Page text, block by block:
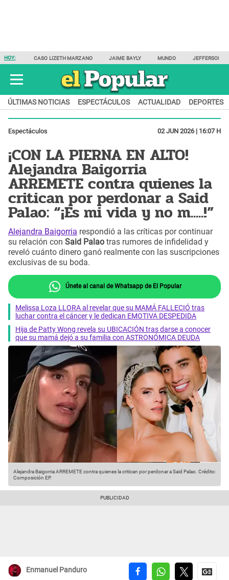
HOY: CASO LIZETH MARZANO JAIME BAYLY MUNDO JEFFERSON
ÚLTIMAS NOTICIAS ESPECTÁCULOS ACTUALIDAD DEPORTES
Espectáculos 02 JUN 2026 | 16:07 H
¡CON LA PIERNA EN ALTO!
Alejandra Baigorria
ARREMETE contra quienes la
critican por perdonar a Said
Palao: “¡Es mi vida y no m.....!”
Alejandra Baigorria respondió a las críticas por continuar
su relación con Said Palao tras rumores de infidelidad y
reveló cuánto dinero ganó realmente con las suscripciones
exclusivas de su boda.
Únete al canal de Whatsapp de El Popular
Melissa Loza LLORA al revelar que su MAMÁ FALLECIÓ tras
luchar contra el cáncer y le dedican EMOTIVA DESPEDIDA
Hija de Patty Wong revela su UBICACIÓN tras darse a conocer
que su mamá dejó a su familia con ASTRONÓMICA DEUDA
Alejandra Baigorria ARREMETE contra quienes la critican por perdonar a Said Palao. Crédito:
Composición EP.
Enmanuel Panduro